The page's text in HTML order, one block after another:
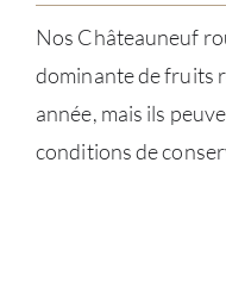
Nos Châteauneuf
dominante de fruits
année, mais ils
conditions de